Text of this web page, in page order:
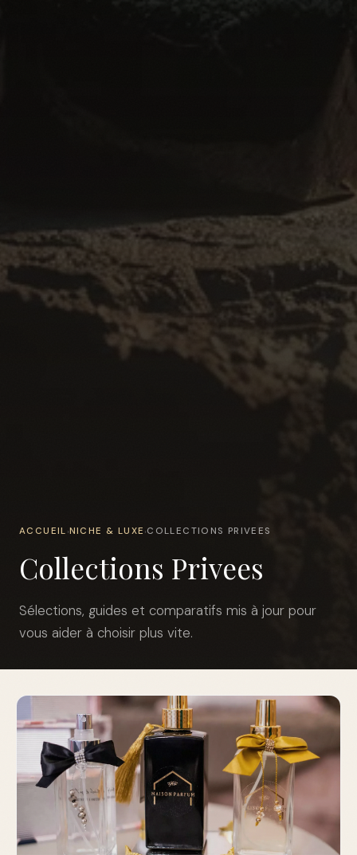
ACCUEIL ›NICHE & LUXE ›COLLECTIONS PRIVEES
Collections Privees
Sélections, guides et comparatifs mis à jour pour
vous aider à choisir plus vite.